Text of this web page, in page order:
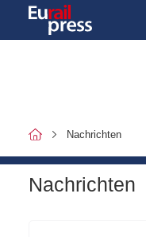
Nachrichten
Nachrichten